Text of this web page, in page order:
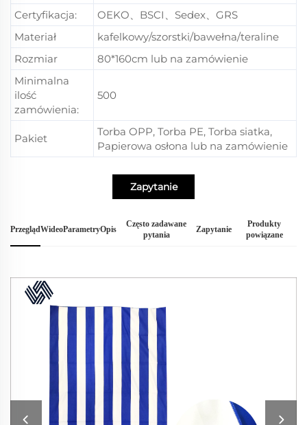
Certyfikacja:
OEKO、BSCI、Sedex、GRS
Materiał
kafelkowy/szorstki/bawełna/teraline
Rozmiar
80*160cm lub na zamówienie
Minimalna
ilość
zamówienia:
500
Pakiet
Torba OPP, Torba PE, Torba siatka,
Papierowa osłona lub na zamówienie
Zapytanie
PrzeglądWideoParametryOpis
Często zadawane
pytania
Zapytanie
Produkty
powiązane